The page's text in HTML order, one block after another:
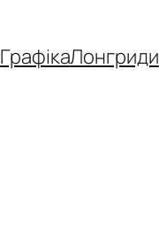
ГрафікаЛонгриди